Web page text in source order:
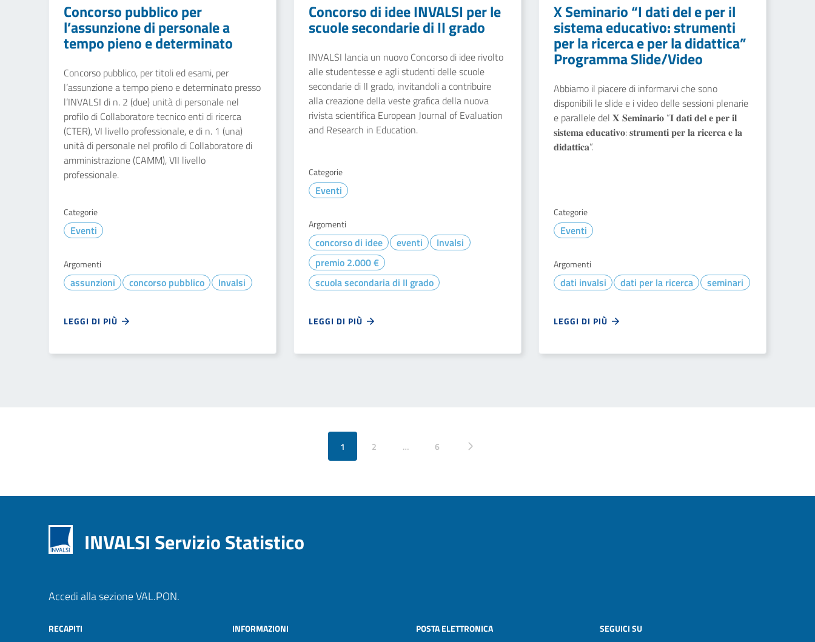
Concorso pubblico per
l’assunzione di personale a
tempo pieno e determinato
Concorso pubblico, per titoli ed esami, per
l’assunzione a tempo pieno e determinato presso
l’INVALSI di n. 2 (due) unità di personale nel
profilo di Collaboratore tecnico enti di ricerca
(CTER), VI livello professionale, e di n. 1 (una)
unità di personale nel profilo di Collaboratore di
amministrazione (CAMM), VII livello
professionale.
Categorie
Eventi
Argomenti
assunzioni concorso pubblico Invalsi
LEGGI DI PIÙ
Concorso di idee INVALSI per le
scuole secondarie di II grado
INVALSI lancia un nuovo Concorso di idee rivolto
alle studentesse e agli studenti delle scuole
secondarie di II grado, invitandoli a contribuire
alla creazione della veste grafica della nuova
rivista scientifica European Journal of Evaluation
and Research in Education.
Categorie
Eventi
Argomenti
concorso di idee eventi
Invalsi
premio 2.000 €
scuola secondaria di II grado
LEGGI DI PIÙ
X Seminario “I dati del e per il
sistema educativo: strumenti
per la ricerca e per la didattica”
Programma Slide/Video
Abbiamo il piacere di informarvi che sono
disponibili le slide e i video delle sessioni plenarie
e parallele del 𝐗 𝐒𝐞𝐦𝐢𝐧𝐚𝐫𝐢𝐨 “𝐈 𝐝𝐚𝐭𝐢 𝐝𝐞𝐥 𝐞 𝐩𝐞𝐫 𝐢𝐥
𝐬𝐢𝐬𝐭𝐞𝐦𝐚 𝐞𝐝𝐮𝐜𝐚𝐭𝐢𝐯𝐨: 𝐬𝐭𝐫𝐮𝐦𝐞𝐧𝐭𝐢 𝐩𝐞𝐫 𝐥𝐚 𝐫𝐢𝐜𝐞𝐫𝐜𝐚 𝐞 𝐥𝐚
𝐝𝐢𝐝𝐚𝐭𝐭𝐢𝐜𝐚”.
Categorie
Eventi
Argomenti
dati invalsi dati per la ricerca seminari
LEGGI DI PIÙ
1 2 … 6 Pagina successiva
INVALSI Servizio Statistico
Accedi alla sezione VAL.PON.
RECAPITI INFORMAZIONI POSTA ELETTRONICA SEGUICI SU